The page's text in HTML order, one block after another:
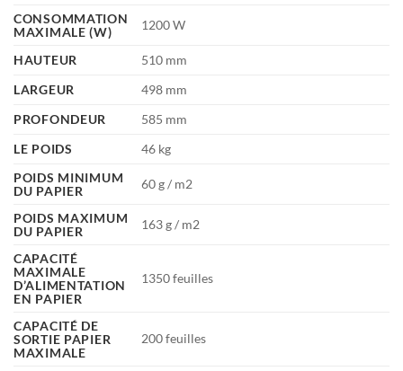
CONSOMMATION
MAXIMALE (W)
1200 W
HAUTEUR
510 mm
LARGEUR
498 mm
PROFONDEUR
585 mm
LE POIDS
46 kg
POIDS MINIMUM
DU PAPIER
60 g / m2
POIDS MAXIMUM
DU PAPIER
163 g / m2
CAPACITÉ
MAXIMALE
D’ALIMENTATION
EN PAPIER
1350 feuilles
CAPACITÉ DE
SORTIE PAPIER
MAXIMALE
200 feuilles